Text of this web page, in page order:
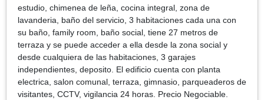
estudio, chimenea de leña, cocina integral, zona de
lavanderia, baño del servicio, 3 habitaciones cada una con
su baño, family room, baño social, tiene 27 metros de
terraza y se puede acceder a ella desde la zona social y
desde cualquiera de las habitaciones, 3 garajes
independientes, deposito. El edificio cuenta con planta
electrica, salon comunal, terraza, gimnasio, parqueaderos de
visitantes, CCTV, vigilancia 24 horas. Precio Negociable.